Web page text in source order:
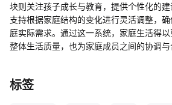
块则关注孩子成长与教育，提供个性化的
支持根据家庭结构的变化进行灵活调整，
庭实际需求。通过这一系统，家庭生活得
整体生活质量，也为家庭成员之间的协调与
标签